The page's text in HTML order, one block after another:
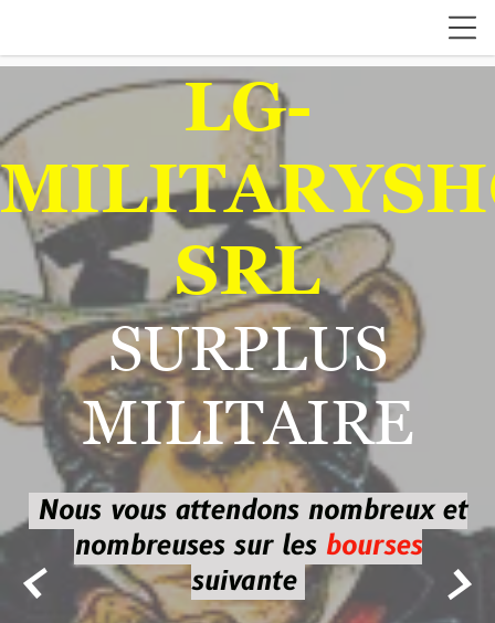
 
LG-
SRL
SURPLUS
MILITAIRE
Nous vous attendons nombreux et
nombreuses sur les bourses
suivante